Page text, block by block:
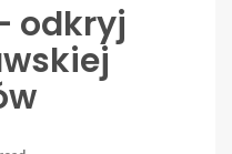
odkryj